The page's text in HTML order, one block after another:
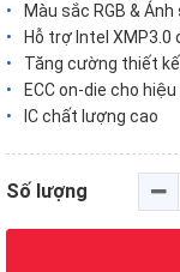
Màu sắc RGB &
Hỗ trợ Intel XMP3.0
Tăng cường thiết
ECC on-die cho
IC chất lượng cao
Số lượng